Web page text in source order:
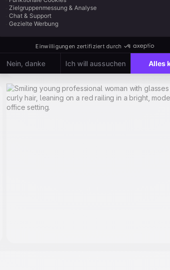
Upgrade schon. Passen Sie die Geste an
den Anlass an.